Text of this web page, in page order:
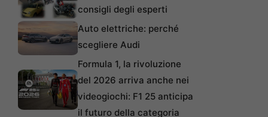
consigli degli esperti
Auto elettriche: perché
scegliere Audi
Formula 1, la rivoluzione
del 2026 arriva anche nei
videogiochi: F1 25 anticipa
il futuro della categoria